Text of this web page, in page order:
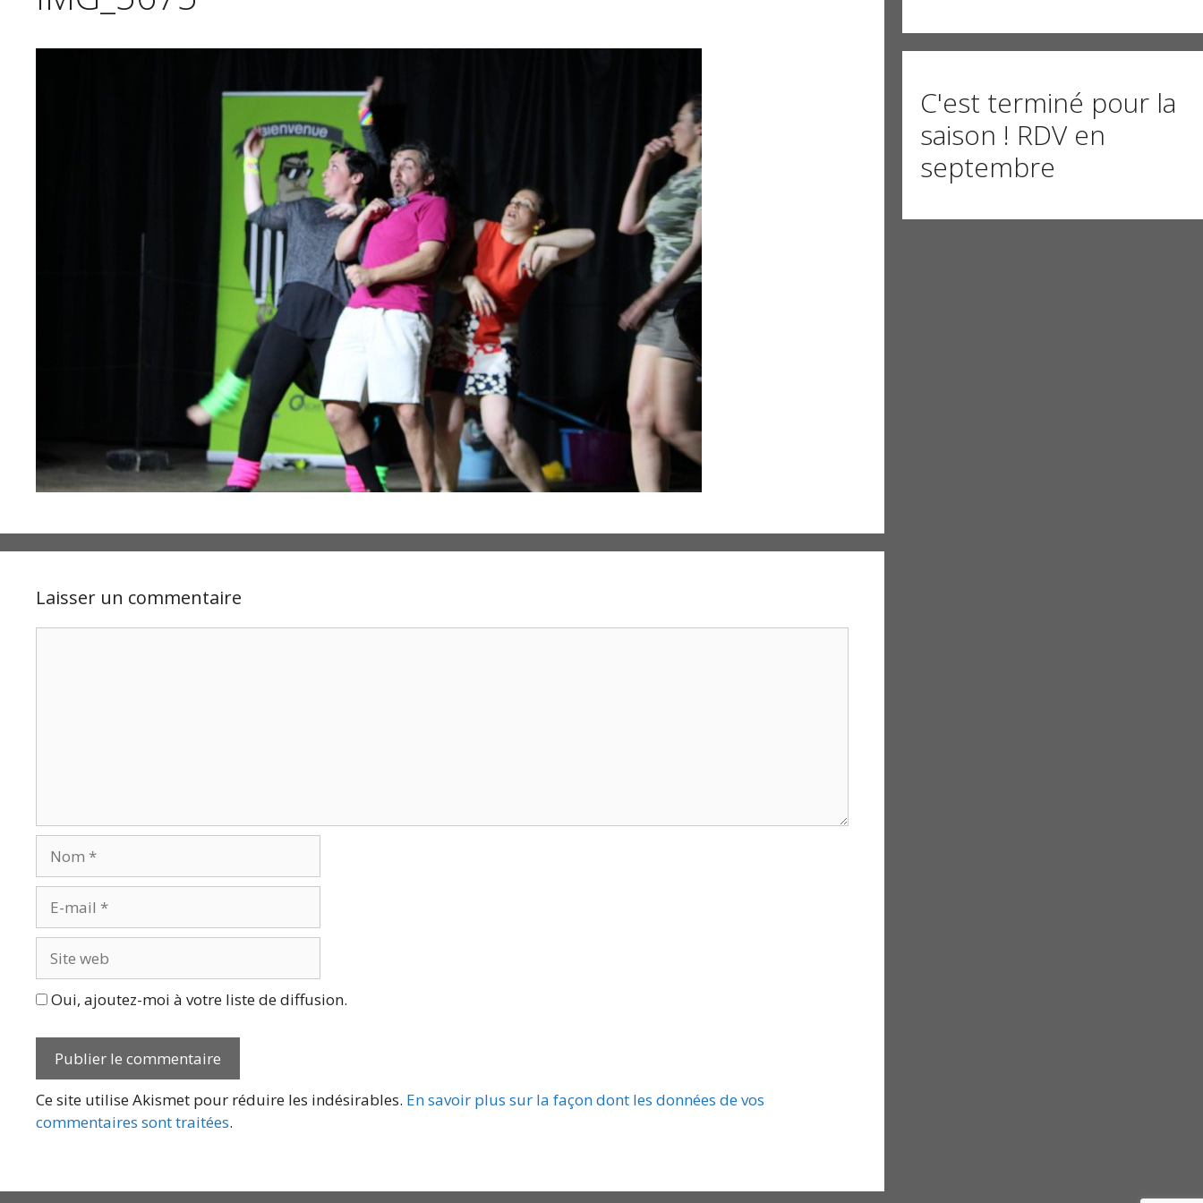
Laisser un commentaire
mail
web
Oui, ajoutez-moi à votre liste de diffusion.
Ce site utilise Akismet pour réduire les indésirables. En savoir plus sur la façon dont les données de vos
commentaires sont traitées.
C'est terminé pour la
saison ! RDV en
septembre